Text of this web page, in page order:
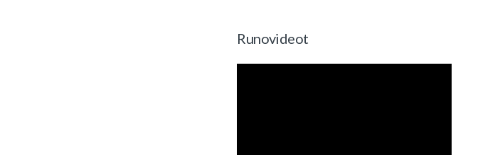
Runovideot